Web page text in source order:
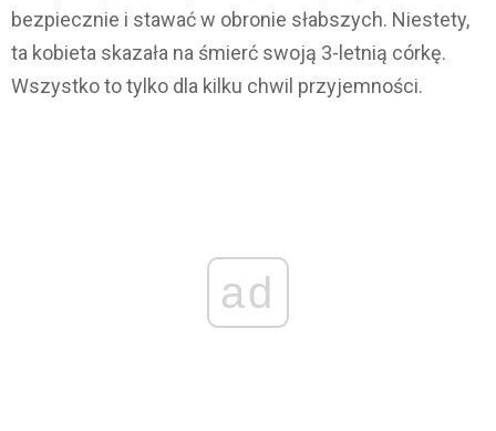
bezpiecznie i stawać w obronie słabszych. Niestety,
ta kobieta skazała na śmierć swoją 3-letnią córkę.
Wszystko to tylko dla kilku chwil przyjemności.
ad